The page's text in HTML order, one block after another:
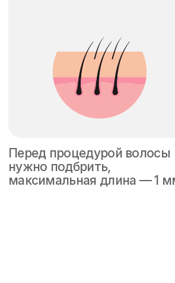
Подмышки + глубокое бикини
+ руки и ноги полностью: